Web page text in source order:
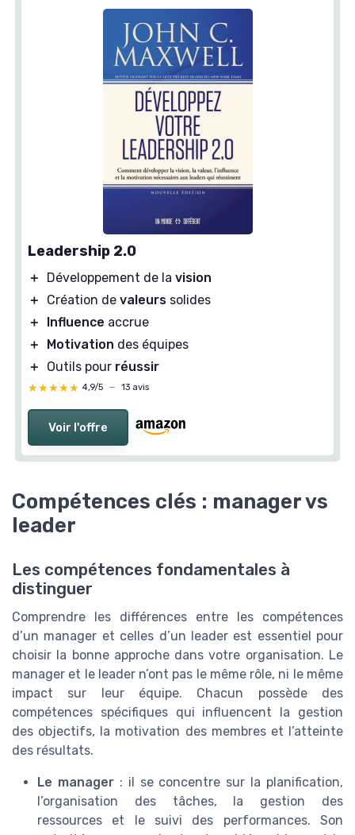
Leadership 2.0
＋ Développement de la vision
＋
Création de valeurs solides
＋
Influence accrue
＋
Motivation des équipes
＋
Outils pour réussir
★★★★★
★★★★★ 4,9/5 — 13 avis
Voir l'offre
Compétences clés : manager vs
leader
Les compétences fondamentales à
distinguer
Comprendre les différences entre les compétences
d’un manager et celles d’un leader est essentiel pour
choisir la bonne approche dans votre organisation. Le
manager et le leader n’ont pas le même rôle, ni le même
impact sur leur équipe. Chacun possède des
compétences spécifiques qui influencent la gestion
des objectifs, la motivation des membres et l’atteinte
des résultats.
Le manager: il se concentre sur la planification,
l’organisation des tâches, la gestion des
ressources et le suivi des performances. Son